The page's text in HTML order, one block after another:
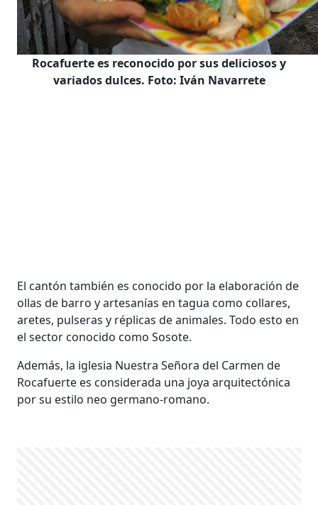
Rocafuerte es reconocido por sus deliciosos y
variados dulces. Foto: Iván Navarrete
El cantón también es conocido por la elaboración de
ollas de barro y artesanías en tagua como collares,
aretes, pulseras y réplicas de animales. Todo esto en
el sector conocido como Sosote.
Además, la iglesia Nuestra Señora del Carmen de
Rocafuerte es considerada una joya arquitectónica
por su estilo neo germano-romano.